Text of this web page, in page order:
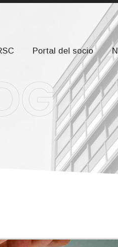
2. 28232 Las Rozas de
Portal del socio